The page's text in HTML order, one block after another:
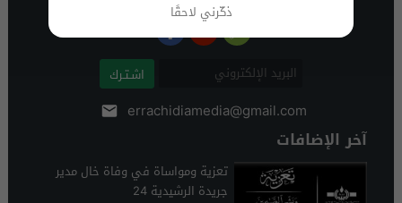
اشـتـرك
errachidiamedia@gmail.com
آخر الإضافات
تعزية ومواساة في وفاة خال مدير
جريدة الرشيدية 24
ذكّرني لاحقًا